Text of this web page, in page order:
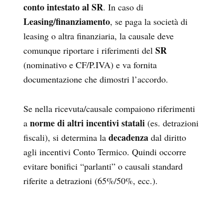
conto intestato al SR. In caso di
Leasing/finanziamento, se paga la società di
leasing o altra finanziaria, la causale deve
comunque riportare i riferimenti del SR
(nominativo e CF/P.IVA) e va fornita
documentazione che dimostri l’accordo.
Se nella ricevuta/causale compaiono riferimenti
a norme di altri incentivi statali (es. detrazioni
fiscali), si determina la decadenza dal diritto
agli incentivi Conto Termico. Quindi occorre
evitare bonifici “parlanti” o causali standard
riferite a detrazioni (65%/50%, ecc.).